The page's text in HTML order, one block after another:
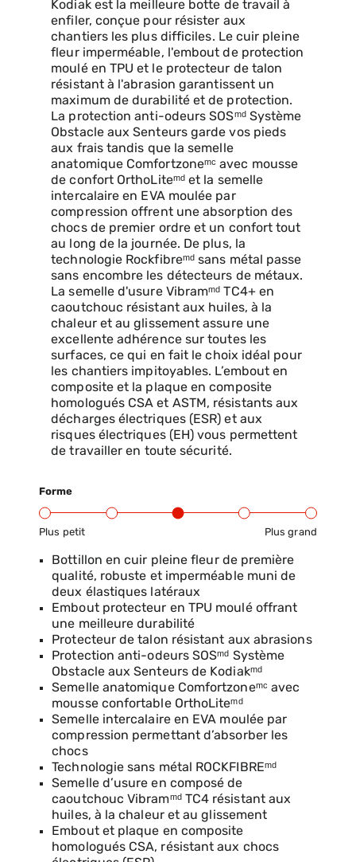
Kodiak est la meilleure botte de travail à
enfiler, conçue pour résister aux
chantiers les plus difficiles. Le cuir pleine
fleur imperméable, l'embout de protection
moulé en TPU et le protecteur de talon
résistant à l'abrasion garantissent un
maximum de durabilité et de protection.
La protection anti-odeurs SOSᵐᵈ Système
Obstacle aux Senteurs garde vos pieds
aux frais tandis que la semelle
anatomique Comfortzoneᵐᶜ avec mousse
de confort OrthoLiteᵐᵈ et la semelle
intercalaire en EVA moulée par
compression offrent une absorption des
chocs de premier ordre et un confort tout
au long de la journée. De plus, la
technologie Rockfibreᵐᵈ sans métal passe
sans encombre les détecteurs de métaux.
La semelle d'usure Vibramᵐᵈ TC4+ en
caoutchouc résistant aux huiles, à la
chaleur et au glissement assure une
excellente adhérence sur toutes les
surfaces, ce qui en fait le choix idéal pour
les chantiers impitoyables. L’embout en
composite et la plaque en composite
homologués CSA et ASTM, résistants aux
décharges électriques (ESR) et aux
risques électriques (EH) vous permettent
de travailler en toute sécurité.
Forme
Plus petit Plus grand
Gamme d’ajustement du produit : du petit au grand
Bottillon en cuir pleine fleur de première
qualité, robuste et imperméable muni de
deux élastiques latéraux
Embout protecteur en TPU moulé offrant
une meilleure durabilité
Protecteur de talon résistant aux abrasions
Protection anti-odeurs SOSᵐᵈ Système
Obstacle aux Senteurs de Kodiakᵐᵈ
Semelle anatomique Comfortzoneᵐᶜ avec
mousse confortable OrthoLiteᵐᵈ
Semelle intercalaire en EVA moulée par
compression permettant d’absorber les
chocs
Technologie sans métal ROCKFIBREᵐᵈ
Semelle d’usure en composé de
caoutchouc Vibramᵐᵈ TC4 résistant aux
huiles, à la chaleur et au glissement
Embout et plaque en composite
homologués CSA, résistant aux chocs